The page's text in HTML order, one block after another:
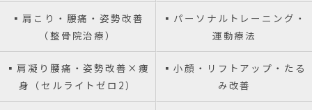
▪️肩こり・腰痛・姿勢改善
（整骨院治療）
▪️パーソナルトレーニング・
運動療法
▪️肩凝り腰痛・姿勢改善×痩
身（セルライトゼロ2）
▪️小顔・リフトアップ・たる
み改善